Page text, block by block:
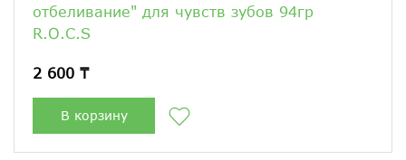
отбеливание" для чувств зубов 94гр
R.O.C.S
2 600 ₸
В корзину